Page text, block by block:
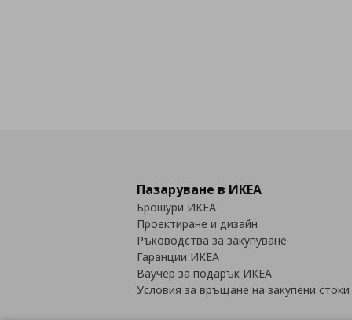
Пазаруване в ИКЕА
Брошури ИКЕА
Проектиране и дизайн
Ръководства за закупуване
Гаранции ИКЕА
Ваучер за подарък ИКЕА
Условия за връщане на закупени стоки